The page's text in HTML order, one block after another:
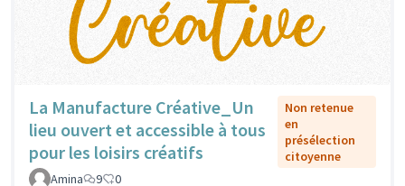
La Manufacture Créative_Un
lieu ouvert et accessible à tous
pour les loisirs créatifs
Non retenue
en
présélection
citoyenne
Amina
9 0